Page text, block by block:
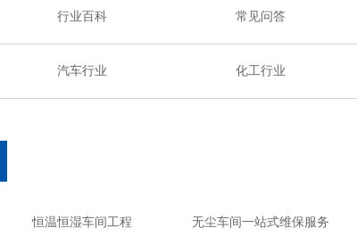
行业百科 常见问答
汽车行业 化工行业
恒温恒湿车间工程 无尘车间一站式维保服务